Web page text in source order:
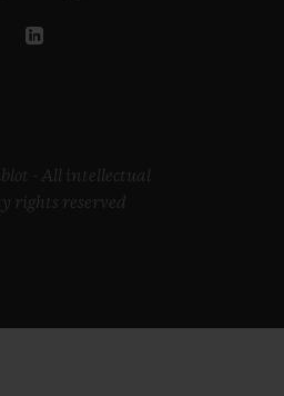
- All intellectual
rights reserved